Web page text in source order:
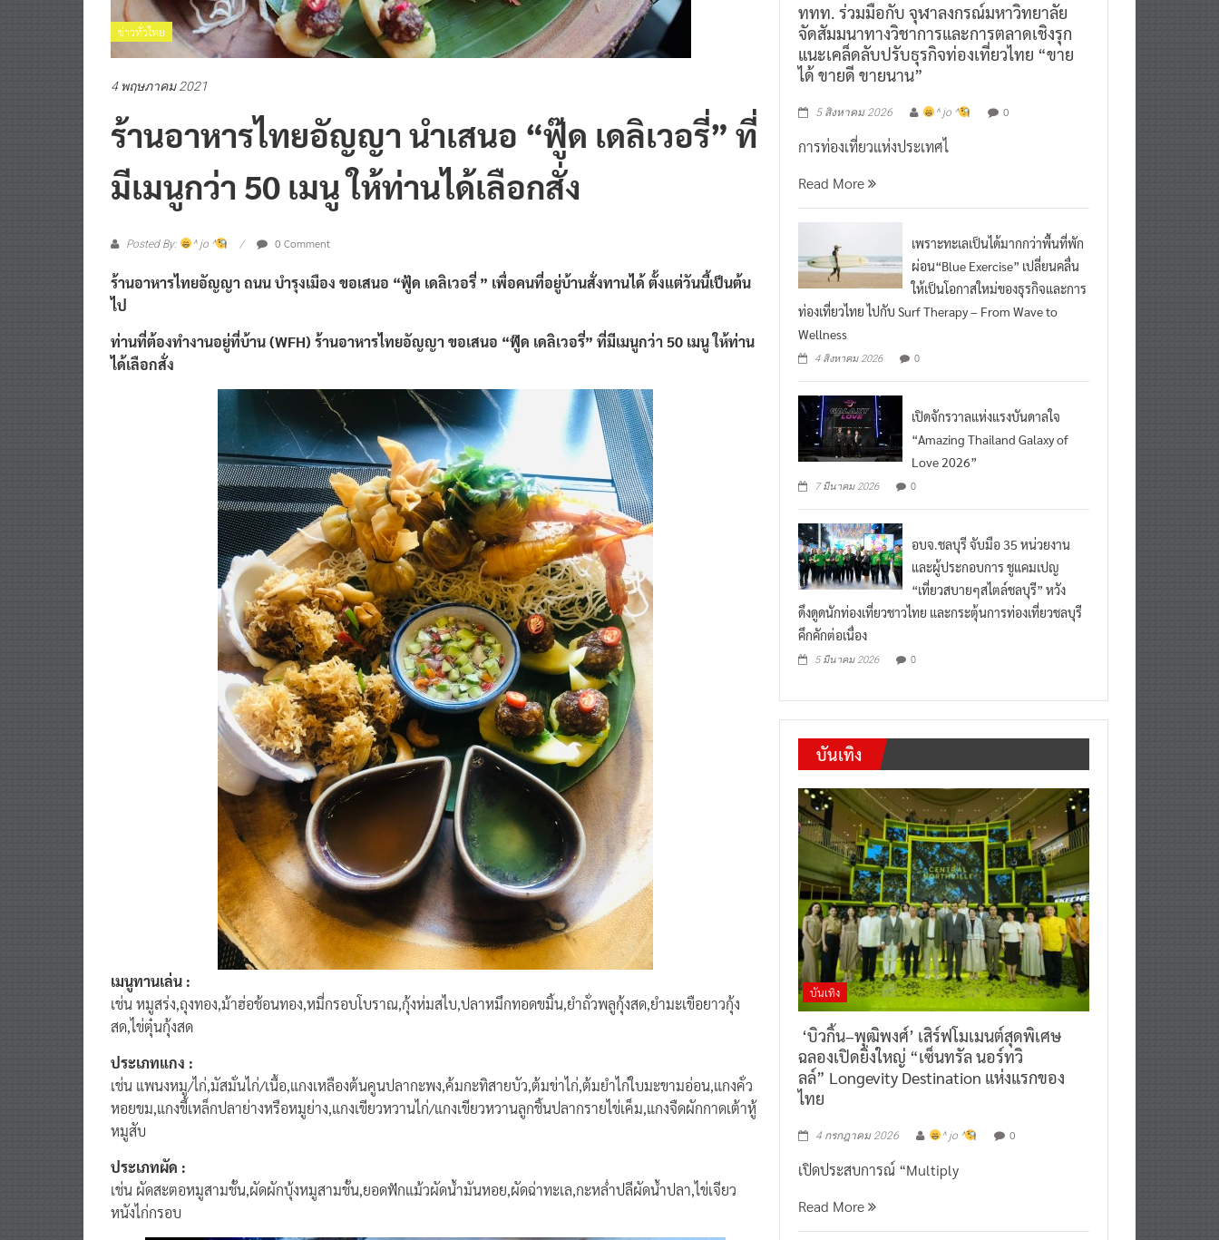
ข่าวทั่วไทย
4 พฤษภาคม 2021
ร้านอาหารไทยอัญญา นำเสนอ “ฟู๊ด เดลิเวอรี่” ที่
มีเมนูกว่า 50 เมนู ให้ท่านได้เลือกสั่ง
Posted By: ^ jo ^ 0 Comment
ร้านอาหารไทยอัญญา ถนน บำรุงเมือง ขอเสนอ “ฟู้ด เดลิเวอรี่ ” เพื่อคนที่อยู่บ้านสั่งทานได้ ตั้งแต่วันนี้เป็นต้น
ไป
ท่านที่ต้องทำงานอยู่ที่บ้าน (WFH) ร้านอาหารไทยอัญญา ขอเสนอ “ฟู๊ด เดลิเวอรี่” ที่มีเมนูกว่า 50 เมนู ให้ท่าน
ได้เลือกสั่ง
เมนูทานเล่น :
เช่น หมูสร่ง,ถุงทอง,ม้าฮ่อช้อนทอง,หมี่กรอบโบราณ,กุ้งห่มสไบ,ปลาหมึกทอดขมิ้น,ยำถั่วพลูกุ้งสด,ยำมะเขือยาวกุ้ง
สด,ไข่ตุ๋นกุ้งสด
ประเภทแกง :
เช่น แพนงหมู/ไก่,มัสมั่นไก่/เนื้อ,แกงเหลืองต้นคูนปลากะพง,ค้มกะทิสายบัว,ต้มข่าไก่,ต้มยำไก่ใบมะขามอ่อน,แกงคั่ว
หอยขม,แกงขี้เหล็กปลาย่างหรือหมูย่าง,แกงเขียวหวานไก่/แกงเขียวหวานลูกชิ้นปลากรายไข่เค็ม,แกงจืดผักกาดเต้าหู้
หมูสับ
ประเภทผัด :
เช่น ผัดสะตอหมูสามชั้น,ผัดผักบุ้งหมูสามชั้น,ยอดฟักแม้วผัดน้ำมันหอย,ผัดฉ่าทะเล,กะหล่ำปลีผัดน้ำปลา,ไข่เจียว
หนังไก่กรอบ
ททท. ร่วมมือกับ จุฬาลงกรณ์มหาวิทยาลัย
จัดสัมมนาทางวิชาการและการตลาดเชิงรุก
แนะเคล็ดลับปรับธุรกิจท่องเที่ยวไทย “ขาย
ได้ ขายดี ขายนาน”
5 สิงหาคม 2026 ^ jo ^ 0
การท่องเที่ยวแห่งประเทศไ
Read More
เพราะทะเลเป็นได้มากกว่าพื้นที่พัก
ผ่อน“Blue Exercise” เปลี่ยนคลื่น
ให้เป็นโอกาสใหม่ของธุรกิจและการ
ท่องเที่ยวไทย ไปกับ Surf Therapy – From Wave to
Wellness
4 สิงหาคม 2026 0
เปิดจักรวาลแห่งแรงบันดาลใจ
“Amazing Thailand Galaxy of
Love 2026”
7 มีนาคม 2026 0
อบจ.ชลบุรี จับมือ 35 หน่วยงาน
และผู้ประกอบการ ชูแคมเปญ
“เที่ยวสบายๆสไตล์ชลบุรี” หวัง
ดึงดูดนักท่องเที่ยวชาวไทย และกระตุ้นการท่องเที่ยวชลบุรี
คึกคักต่อเนื่อง
5 มีนาคม 2026 0
บันเทิง
บันเทิง
‘บิวกิ้น–พุฒิพงศ์’ เสิร์ฟโมเมนต์สุดพิเศษ
ฉลองเปิดยิ่งใหญ่ “เซ็นทรัล นอร์ทวิ
ลล์” Longevity Destination แห่งแรกของ
ไทย
4 กรกฎาคม 2026 ^ jo ^ 0
เปิดประสบการณ์ “Multiply
Read More